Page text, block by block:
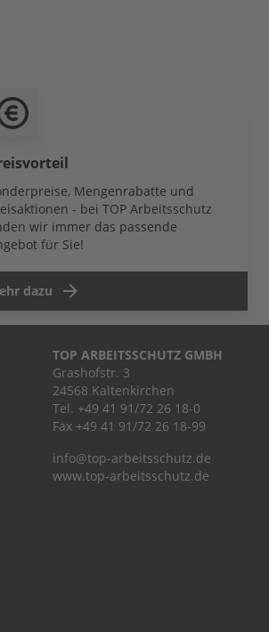
Mengenrabatte und
- bei TOP Arbeitsschutz
wir immer das passende
für Sie!
dazu
TOP ARBEITSSCHUTZ GMBH
Grashofstr. 3
24568 Kaltenkirchen
Tel. +49 41 91/72 26 18-0
Fax +49 41 91/72 26 18-99
info@top-arbeitsschutz.de
www.top-arbeitsschutz.de